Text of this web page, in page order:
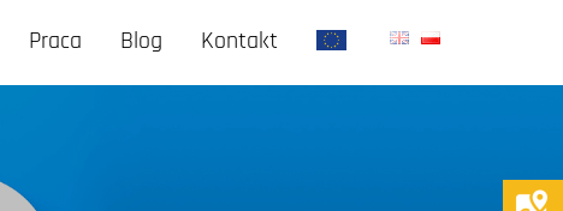
Praca Blog Kontakt